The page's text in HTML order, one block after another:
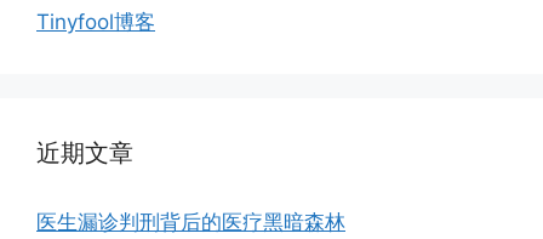
Tinyfool博客
近期文章
医生漏诊判刑背后的医疗黑暗森林